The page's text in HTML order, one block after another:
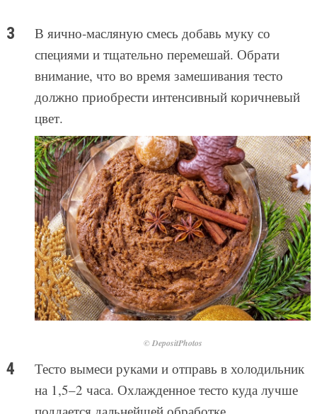
В яично-масляную смесь добавь муку со
специями и тщательно перемешай. Обрати
внимание, что во время замешивания тесто
должно приобрести интенсивный коричневый
цвет.
© DepositPhotos
Тесто вымеси руками и отправь в холодильник
на 1,5–2 часа. Охлажденное тесто куда лучше